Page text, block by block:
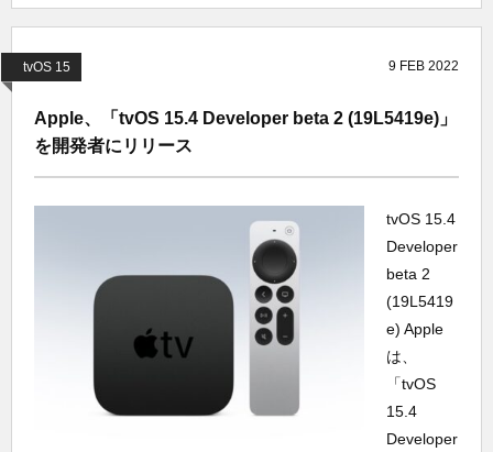
tvOS 15 9 FEB 2022
Apple、「tvOS 15.4 Developer beta 2 (19L5419e)」
を開発者にリリース
tvOS 15.4
Developer
beta 2
(19L5419
e) Apple
は、
「tvOS
15.4
Developer